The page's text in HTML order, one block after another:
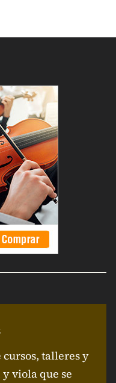
talleres y
viola que se